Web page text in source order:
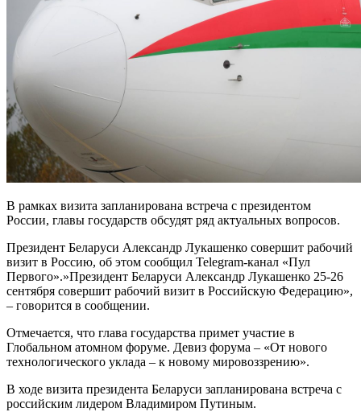
В рамках визита запланирована встреча с президентом
России, главы государств обсудят ряд актуальных вопросов.
Президент Беларуси Александр Лукашенко совершит рабочий
визит в Россию, об этом сообщил Telegram-канал «Пул
Первого».»Президент Беларуси Александр Лукашенко 25-26
сентября совершит рабочий визит в Российскую Федерацию»,
– говорится в сообщении.
Отмечается, что глава государства примет участие в
Глобальном атомном форуме. Девиз форума – «От нового
технологического уклада – к новому мировоззрению».
В ходе визита президента Беларуси запланирована встреча с
российским лидером Владимиром Путиным.